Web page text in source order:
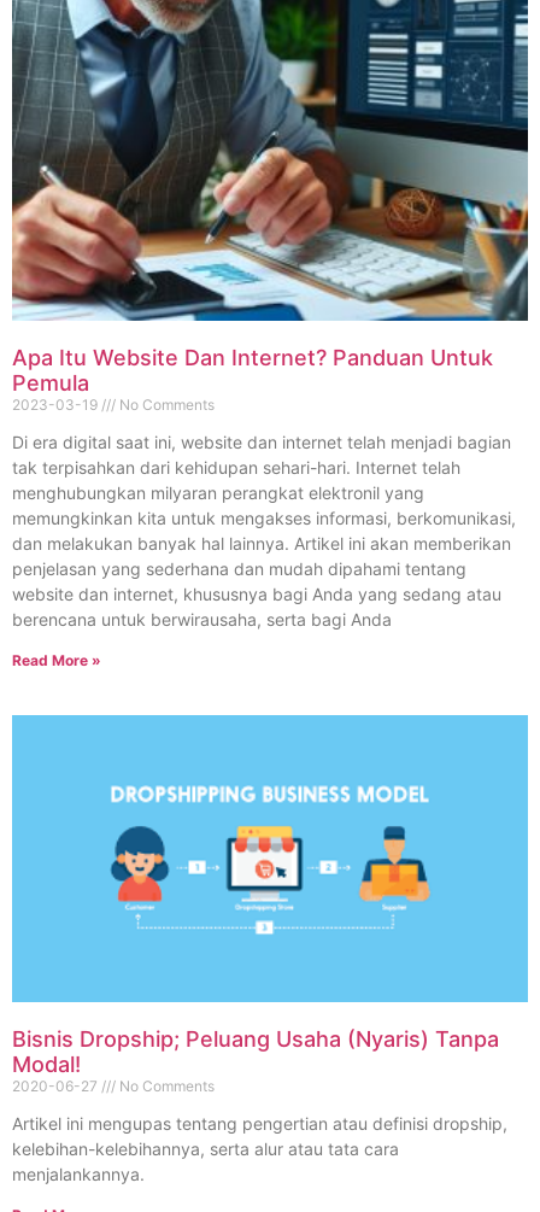
Apa Itu Website Dan Internet? Panduan Untuk
Pemula
2023-03-19 No Comments
Di era digital saat ini, website dan internet telah menjadi bagian
tak terpisahkan dari kehidupan sehari-hari. Internet telah
menghubungkan milyaran perangkat elektronil yang
memungkinkan kita untuk mengakses informasi, berkomunikasi,
dan melakukan banyak hal lainnya. Artikel ini akan memberikan
penjelasan yang sederhana dan mudah dipahami tentang
website dan internet, khususnya bagi Anda yang sedang atau
berencana untuk berwirausaha, serta bagi Anda
Read More »
Bisnis Dropship; Peluang Usaha (Nyaris) Tanpa
Modal!
2020-06-27 No Comments
Artikel ini mengupas tentang pengertian atau definisi dropship,
kelebihan-kelebihannya, serta alur atau tata cara
menjalankannya.